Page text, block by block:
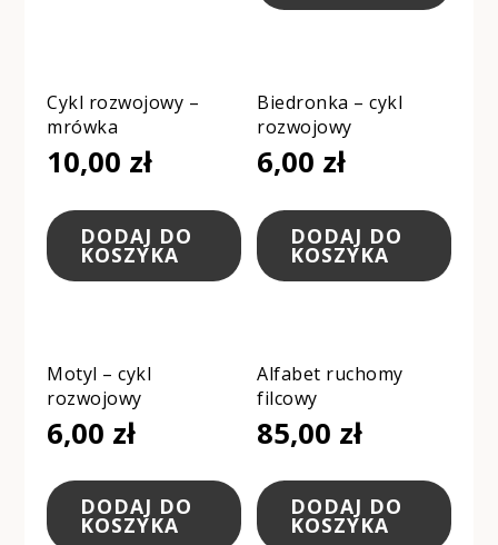
Cykl rozwojowy –
mrówka
10,00 zł
DODAJ DO
KOSZYKA
Biedronka – cykl
rozwojowy
6,00 zł
DODAJ DO
KOSZYKA
Motyl – cykl
rozwojowy
6,00 zł
DODAJ DO
KOSZYKA
Alfabet ruchomy
filcowy
85,00 zł
DODAJ DO
KOSZYKA